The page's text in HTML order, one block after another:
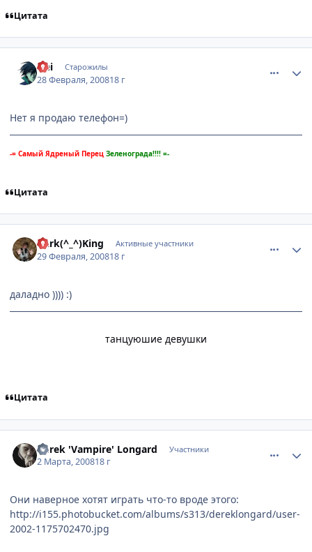
Цитата
Hei Старожилы
28 Февраля, 200818 г
Нет я продаю телефон=)
-= Самый Ядреный Перец Зеленограда!!!! =-
Цитата
Dark(^_^)King Активные участники
29 Февраля, 200818 г
даладно )))) :)
танцуюшие девушки
Цитата
Derek 'Vampire' Longard Участники
2 Марта, 200818 г
Они наверное хотят играть что-то вроде этого:
http://i155.photobucket.com/albums/s313/dereklongard/user-
2002-1175702470.jpg